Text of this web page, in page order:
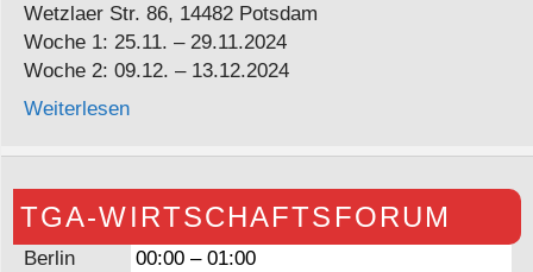
Wetzlaer Str. 86, 14482 Potsdam
Woche 1: 25.11. – 29.11.2024
Woche 2: 09.12. – 13.12.2024
Weiterlesen
TGA-
Wirtschaftsforum
TGA-WIRTSCHAFTSFORUM
00:00 –01:00
Berlin